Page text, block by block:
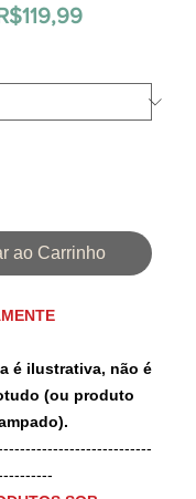
Preço
ao Carrinho
é ilustrativa, não é
(ou produto